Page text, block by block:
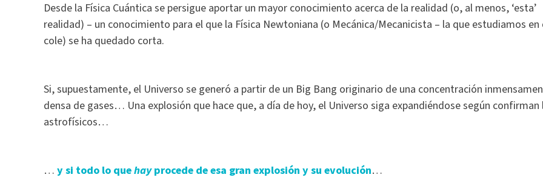
Desde la Física Cuántica se persigue aportar un mayor conocimiento acerca de la realidad (o, al menos, ‘esta’
realidad) – un conocimiento para el que la Física Newtoniana (o Mecánica/Mecanicista – la que estudiamos en
cole) se ha quedado corta.
Si, supuestamente, el Universo se generó a partir de un Big Bang originario de una concentración
densa de gases… Una explosión que hace que, a día de hoy, el Universo siga expandiéndose según confirman
astrofísicos…
… y si todo lo quehayprocede de esa gran explosión y su evolución…